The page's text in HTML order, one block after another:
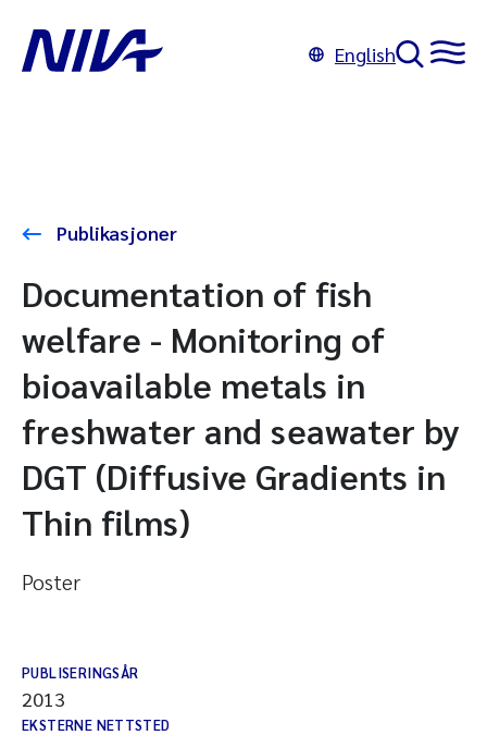
English
Publikasjoner
Documentation of fish
welfare - Monitoring of
bioavailable metals in
freshwater and seawater by
DGT (Diffusive Gradients in
Thin films)
Poster
PUBLISERINGSÅR
2013
EKSTERNE NETTSTED